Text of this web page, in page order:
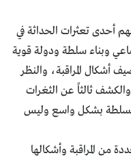
أحدى تعثرات الحداثة في
وبناء سلطة ودولة قوية
أشكال المراقبة، والنظر
ثالثاً عن الثغرات
السلطة بشكل واسع وليس
من المراقبة وأشكالها